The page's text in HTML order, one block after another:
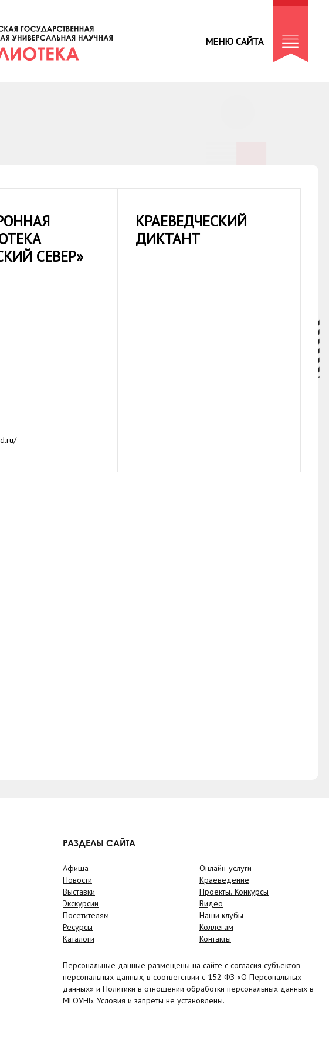
МЕНЮ САЙТА
СЕВЕР»
КРАЕВЕДЧЕСКИЙ
ДИКТАНТ
РАЗДЕЛЫ САЙТА
Афиша
Новости
Выставки
Экскурсии
Посетителям
Ресурсы
Каталоги
Онлайн-услуги
Краеведение
Проекты. Конкурсы
Видео
Наши клубы
Коллегам
Контакты
Персональные данные размещены на сайте с согласия субъектов
персональных данных, в соответствии с 152 ФЗ «О Персональных
данных» и Политики в отношении обработки персональных данных в
МГОУНБ. Условия и запреты не установлены.